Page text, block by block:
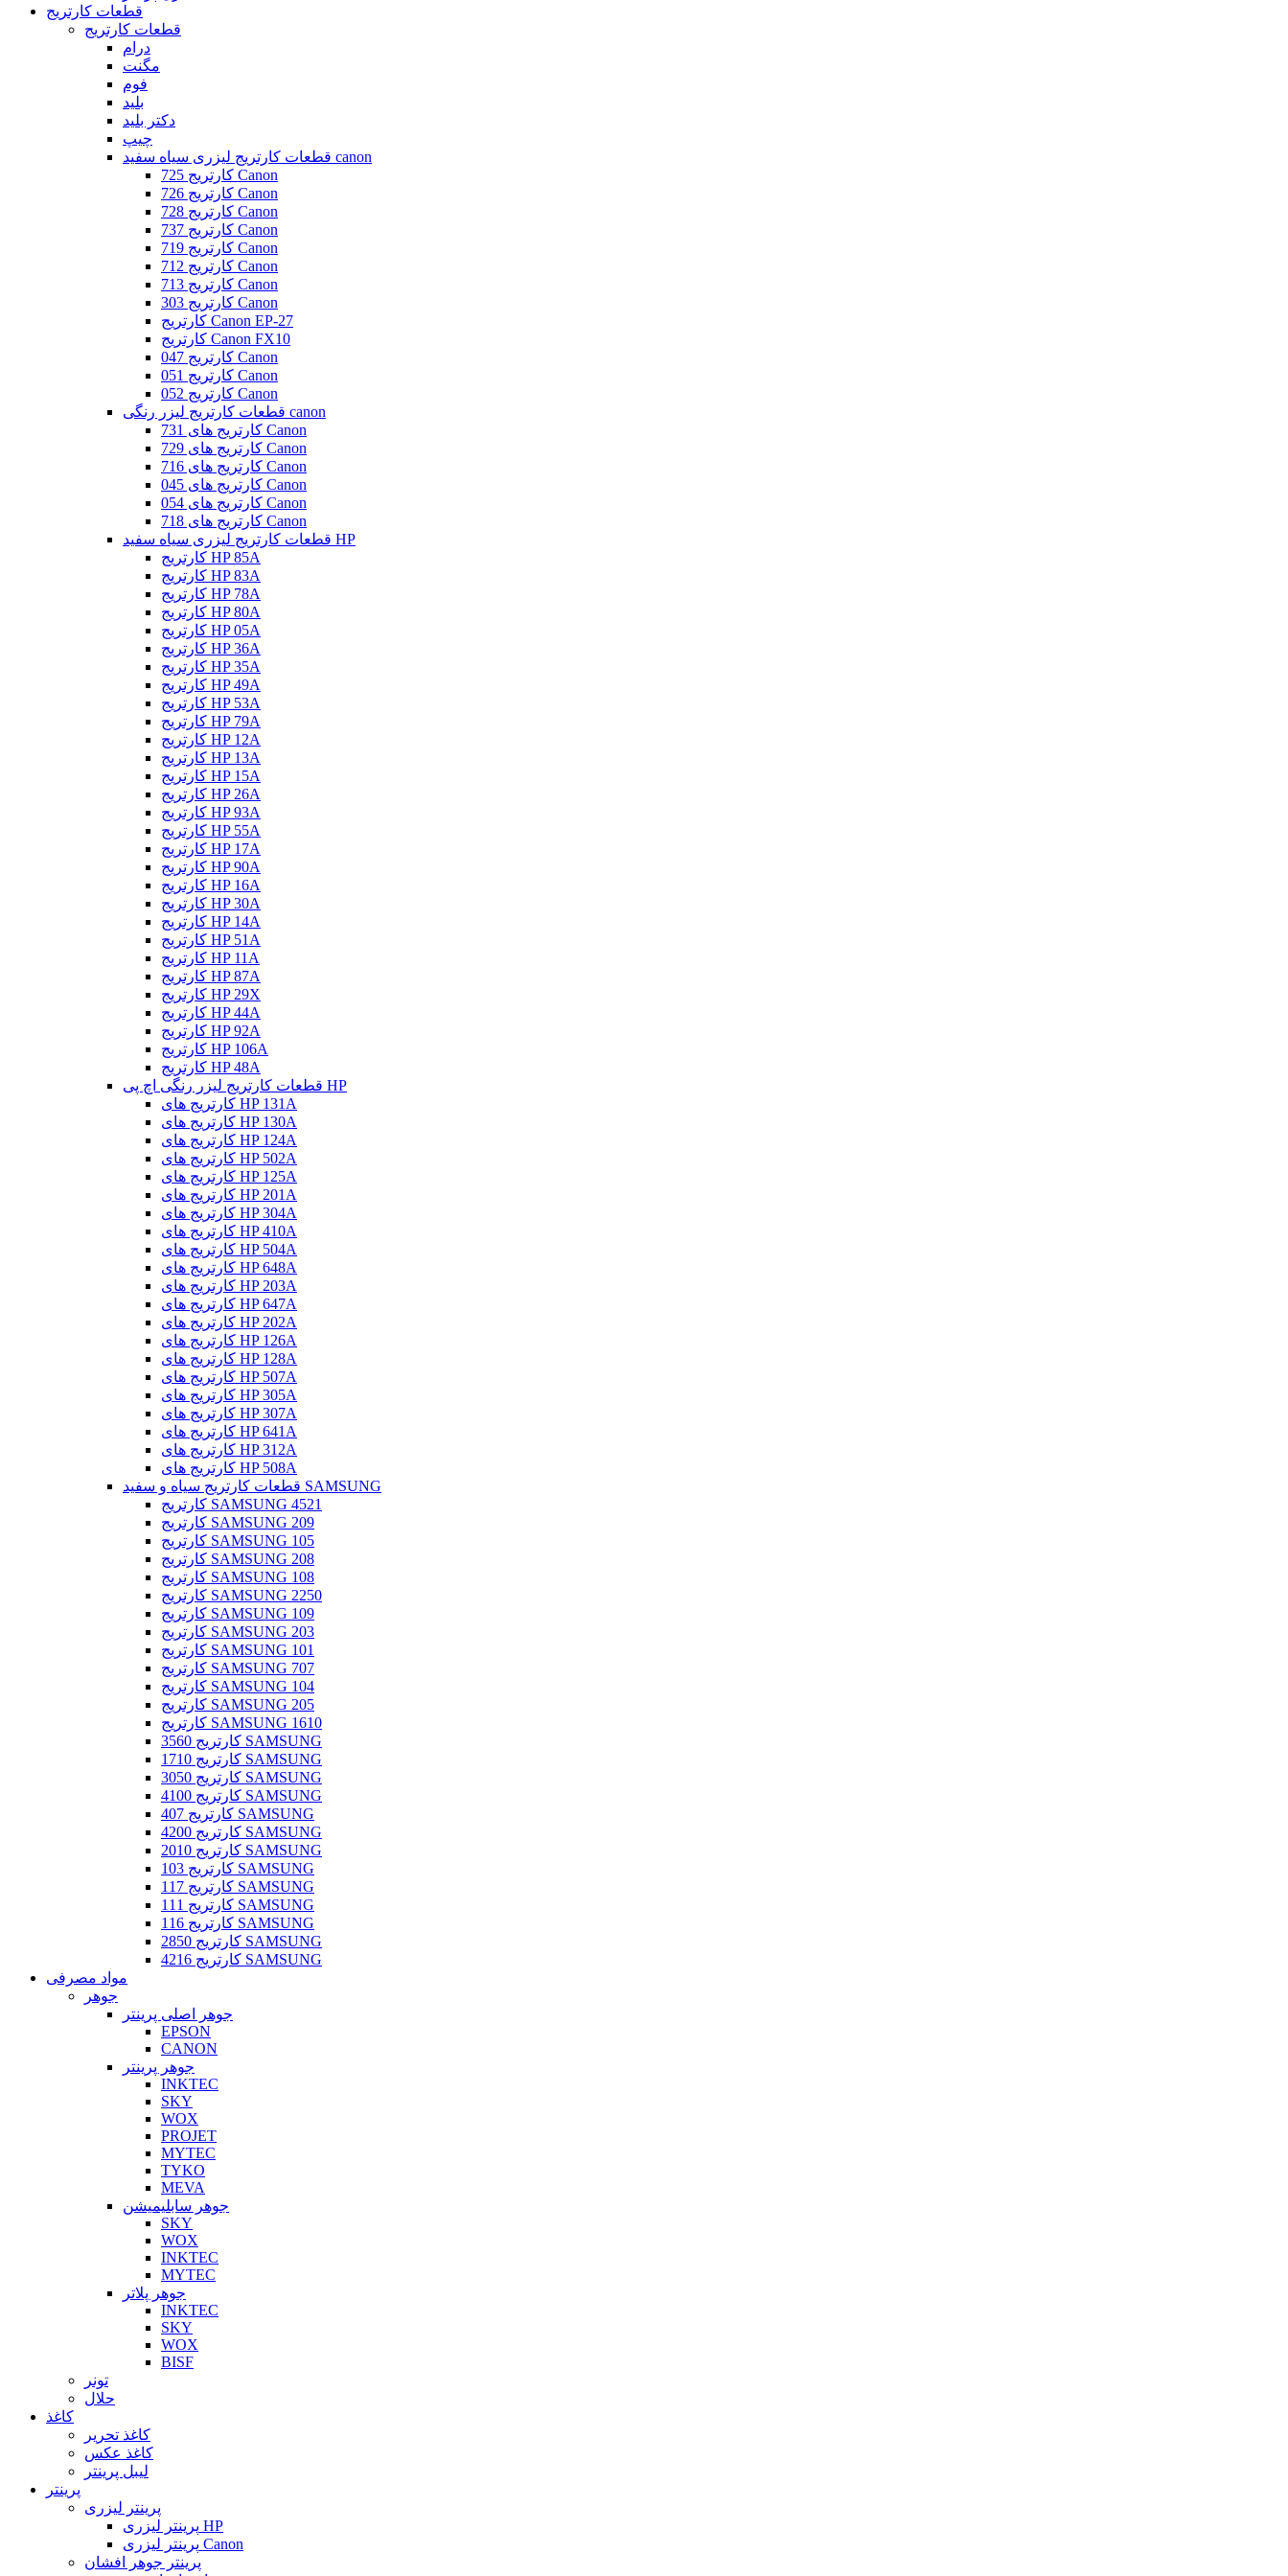
قطعات کارتریج
قطعات کارتریج
درام
مگنت
فوم
بلید
دکتر بلید
چیپ
قطعات کارتریج لیزری سیاه سفید canon
کارتریج 725 Canon
کارتریج 726 Canon
کارتریج 728 Canon
کارتریج 737 Canon
کارتریج 719 Canon
کارتریج 712 Canon
کارتریج 713 Canon
کارتریج 303 Canon
کارتریج Canon EP-27
کارتریج Canon FX10
کارتریج 047 Canon
کارتریج 051 Canon
کارتریج 052 Canon
قطعات کارتریج لیزر رنگی canon
کارتریج های 731 Canon
کارتریج های 729 Canon
کارتریج های 716 Canon
کارتریج های 045 Canon
کارتریج های 054 Canon
کارتریج های 718 Canon
قطعات کارتریج لیزری سیاه سفید HP
کارتریج HP 85A
کارتریج HP 83A
کارتریج HP 78A
کارتریج HP 80A
کارتریج HP 05A
کارتریج HP 36A
کارتریج HP 35A
کارتریج HP 49A
کارتریج HP 53A
کارتریج HP 79A
کارتریج HP 12A
کارتریج HP 13A
کارتریج HP 15A
کارتریج HP 26A
کارتریج HP 93A
کارتریج HP 55A
کارتریج HP 17A
کارتریج HP 90A
کارتریج HP 16A
کارتریج HP 30A
کارتریج HP 14A
کارتریج HP 51A
کارتریج HP 11A
کارتریج HP 87A
کارتریج HP 29X
کارتریج HP 44A
کارتریج HP 92A
کارتریج HP 106A
کارتریج HP 48A
قطعات کارتریج لیزر رنگی اچ پی HP
کارتریج های HP 131A
کارتریج های HP 130A
کارتریج های HP 124A
کارتریج های HP 502A
کارتریج های HP 125A
کارتریج های HP 201A
کارتریج های HP 304A
کارتریج های HP 410A
کارتریج های HP 504A
کارتریج های HP 648A
کارتریج های HP 203A
کارتریج های HP 647A
کارتریج های HP 202A
کارتریج های HP 126A
کارتریج های HP 128A
کارتریج های HP 507A
کارتریج های HP 305A
کارتریج های HP 307A
کارتریج های HP 641A
کارتریج های HP 312A
کارتریج های HP 508A
قطعات کارتریج سیاه و سفید SAMSUNG
کارتریج SAMSUNG 4521
کارتریج SAMSUNG 209
کارتریج SAMSUNG 105
کارتریج SAMSUNG 208
کارتریج SAMSUNG 108
کارتریج SAMSUNG 2250
کارتریج SAMSUNG 109
کارتریج SAMSUNG 203
کارتریج SAMSUNG 101
کارتریج SAMSUNG 707
کارتریج SAMSUNG 104
کارتریج SAMSUNG 205
کارتریج SAMSUNG 1610
کارتریج 3560 SAMSUNG
کارتریج 1710 SAMSUNG
کارتریج 3050 SAMSUNG
کارتریج 4100 SAMSUNG
کارتریج 407 SAMSUNG
کارتریج 4200 SAMSUNG
کارتریج 2010 SAMSUNG
کارتریج 103 SAMSUNG
کارتریج 117 SAMSUNG
کارتریج 111 SAMSUNG
کارتریج 116 SAMSUNG
کارتریج 2850 SAMSUNG
کارتریج 4216 SAMSUNG
مواد مصرفی
جوهر
جوهر اصلی پرینتر
EPSON
CANON
جوهر پرینتر
INKTEC
SKY
WOX
PROJET
MYTEC
TYKO
MEVA
جوهر سابلیمیشن
SKY
WOX
INKTEC
MYTEC
جوهر پلاتر
INKTEC
SKY
WOX
BISF
تونر
حلال
کاغذ
کاغذ تحریر
کاغذ عکس
لیبل پرینتر
پرینتر
پرینتر لیزری
پرینتر لیزری HP
پرینتر لیزری Canon
پرینتر جوهر افشان